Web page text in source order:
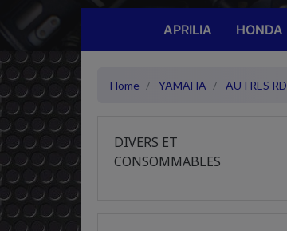
APRILIA HONDA
Home YAMAHA AUTRES RD
DIVERS ET
CONSOMMABLES